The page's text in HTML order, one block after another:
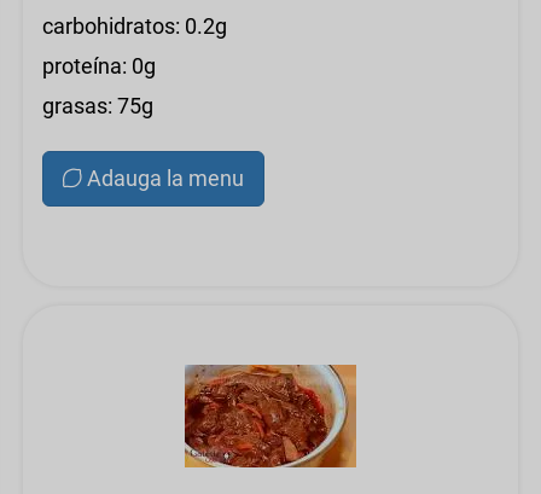
carbohidratos: 0.2g
proteína: 0g
grasas: 75g
Adauga la menu